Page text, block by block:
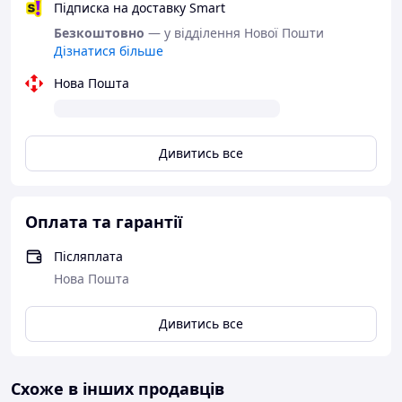
Нержавіюча сталь відрізняється високою міцністю,
довго тримає заточку та стійка до корозії.
Підписка на доставку Smart
Безкоштовно — у відділення Нової Пошти
Дізнатися більше
Нова Пошта
Дивитись все
Оплата та гарантії
Післяплата
Нова Пошта
Дивитись все
Схоже в інших продавців